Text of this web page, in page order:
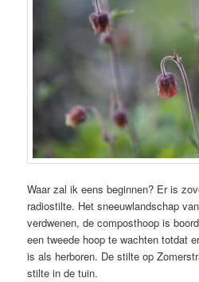
Waar zal ik eens beginnen? Er is
radiostilte. Het sneeuwlandschap
verdwenen, de composthoop is
een tweede hoop te wachten totdat
is als herboren. De stilte op
stilte in de tuin.